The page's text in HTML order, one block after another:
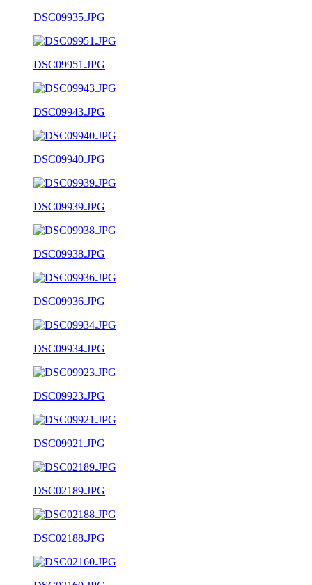
DSC09935.JPG
DSC09951.JPG
DSC09943.JPG
DSC09940.JPG
DSC09939.JPG
DSC09938.JPG
DSC09936.JPG
DSC09934.JPG
DSC09923.JPG
DSC09921.JPG
DSC02189.JPG
DSC02188.JPG